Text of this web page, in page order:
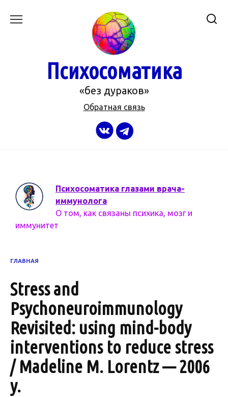
Психосоматика
«без дураков»
Обратная связь
Психосоматика глазами врача-
иммунолога
О том, как связаны психика, мозг и
иммунитет
ГЛАВНАЯ
Stress and
Psychoneuroimmunology
Revisited: using mind-body
interventions to reduce stress
/ Madeline M. Lorentz — 2006
y.